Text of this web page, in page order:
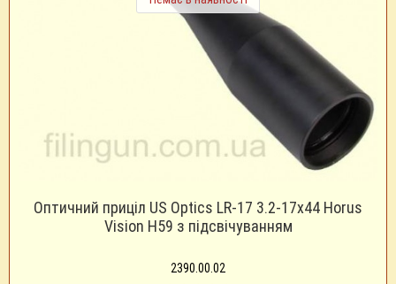
Оптичний приціл US Optics LR-17 3.2-17x44 Horus
Vision H59 з підсвічуванням
2390.00.02